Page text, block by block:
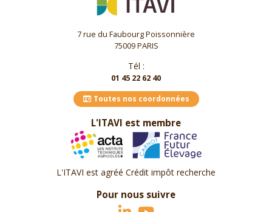
7 rue du Faubourg Poissonnière
75009 PARIS
Tél :
01 45 22 62 40
Toutes nos coordonnées
L'ITAVI est membre
L'ITAVI est agréé Crédit impôt recherche
Pour nous suivre